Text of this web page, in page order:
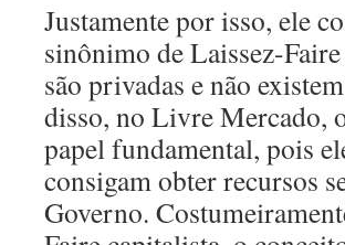
Justamente por isso, ele
sinônimo de Laissez-
são privadas e não
disso, no Livre Mercado,
papel fundamental, pois
consigam obter recursos
Governo.